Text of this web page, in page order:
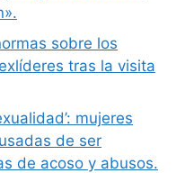
sobre los
tras la visita
mujeres
de ser
de acoso y abusos.